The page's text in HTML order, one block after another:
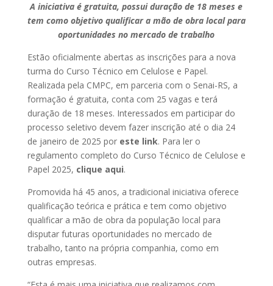
A iniciativa é gratuita, possui duração de 18 meses e
tem como objetivo qualificar a mão de obra local para
oportunidades no mercado de trabalho
Estão oficialmente abertas as inscrições para a nova
turma do Curso Técnico em Celulose e Papel.
Realizada pela CMPC, em parceria com o Senai-RS, a
formação é gratuita, conta com 25 vagas e terá
duração de 18 meses. Interessados em participar do
processo seletivo devem fazer inscrição até o dia 24
de janeiro de 2025 por este link. Para ler o
regulamento completo do Curso Técnico de Celulose e
Papel 2025, clique aqui.
Promovida há 45 anos, a tradicional iniciativa oferece
qualificação teórica e prática e tem como objetivo
qualificar a mão de obra da população local para
disputar futuras oportunidades no mercado de
trabalho, tanto na própria companhia, como em
outras empresas.